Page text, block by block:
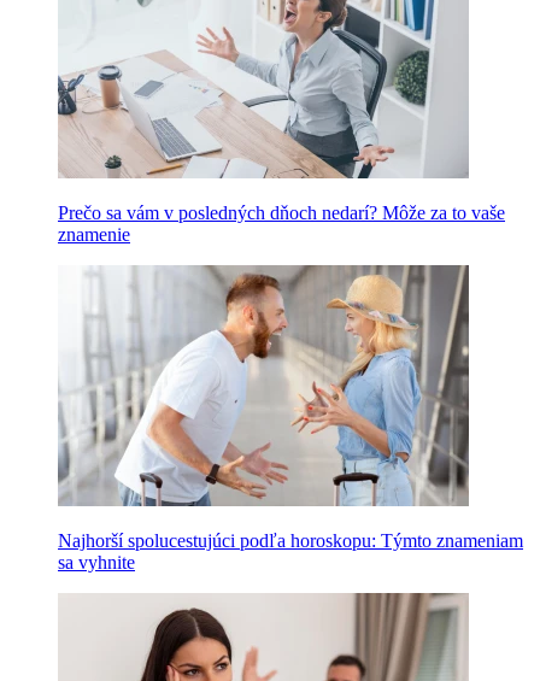
Prečo sa vám v posledných dňoch nedarí? Môže za to vaše
znamenie
Najhorší spolucestujúci podľa horoskopu: Týmto znameniam
sa vyhnite